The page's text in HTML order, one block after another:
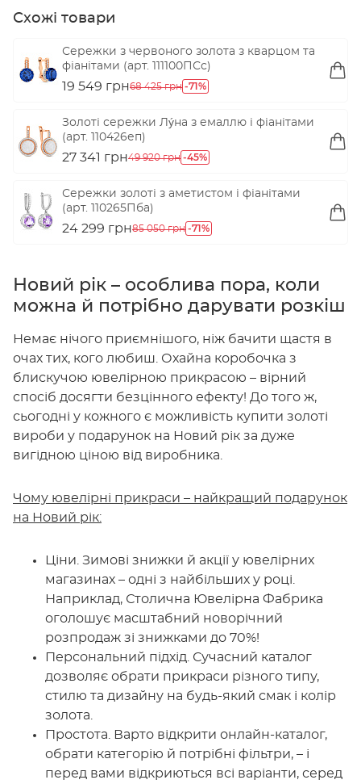
Схожі товари
Сережки з червоного золота з кварцом та
фіанітами (арт. 111100ПСс)
19 549 грн68 425 грн -71%
Золоті сережки Лýна з емаллю і фіанітами
(арт. 110426еп)
27 341 грн49 920 грн -45%
Сережки золоті з аметистом і фіанітами
(арт. 110265Пба)
24 299 грн85 050 грн -71%
Новий рік – особлива пора, коли
можна й потрібно дарувати розкіш
Немає нічого приємнішого, ніж бачити щастя в
очах тих, кого любиш. Охайна коробочка з
блискучою ювелірною прикрасою – вірний
спосіб досягти безцінного ефекту! До того ж,
сьогодні у кожного є можливість купити золоті
вироби у подарунок на Новий рік за дуже
вигідною ціною від виробника.
Чому ювелірні прикраси – найкращий подарунок
на Новий рік:
Ціни. Зимові знижки й акції у ювелірних
магазинах – одні з найбільших у році.
Наприклад, Столична Ювелірна Фабрика
оголошує масштабний новорічний
розпродаж зі знижками до 70%!
Персональний підхід. Сучасний каталог
дозволяє обрати прикраси різного типу,
стилю та дизайну на будь-який смак і колір
золота.
Простота. Варто відкрити онлайн-каталог,
обрати категорію й потрібні фільтри, – і
перед вами відкриються всі варіанти, серед